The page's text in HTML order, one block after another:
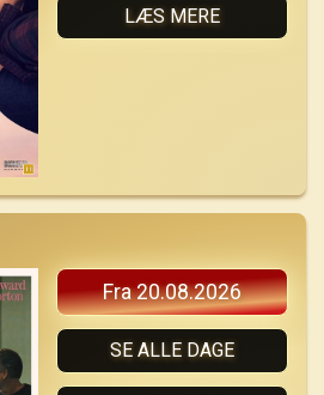
LÆS MERE
Fra 20.08.2026
SE ALLE DAGE